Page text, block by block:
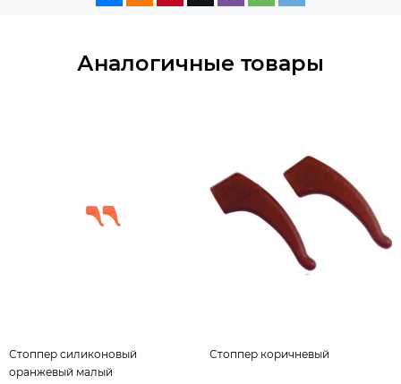
Аналогичные товары
Стоппер силиконовый
оранжевый малый
Стоппер коричневый